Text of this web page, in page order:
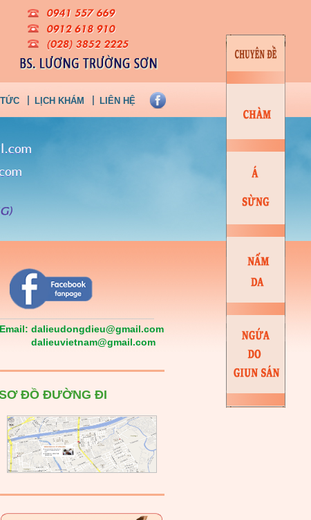
LỊCH KHÁM LIÊN HỆ
Email: dalieudongdieu@gmail.com
dalieuvietnam@gmail.com
ĐỒ ĐƯỜNG ĐI